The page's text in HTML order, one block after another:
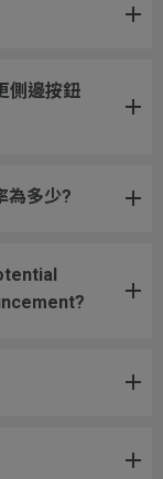
側邊按鈕
為多少?